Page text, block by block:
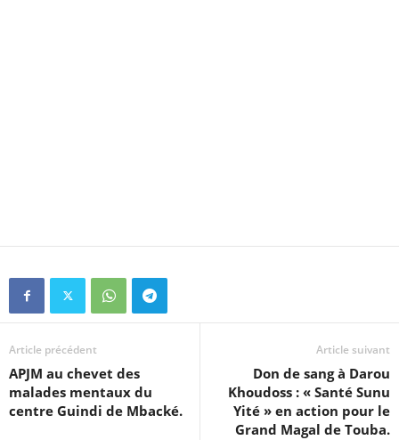
Article précédent
APJM au chevet des
malades mentaux du
centre Guindi de Mbacké.
Article suivant
Don de sang à Darou
Khoudoss : « Santé Sunu
Yité » en action pour le
Grand Magal de Touba.